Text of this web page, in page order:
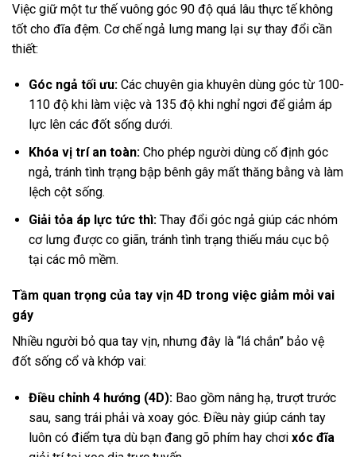
Việc giữ một tư thế vuông góc 90 độ quá lâu thực tế không
tốt cho đĩa đệm. Cơ chế ngả lưng mang lại sự thay đổi cần
thiết:
Góc ngả tối ưu:Các chuyên gia khuyên dùng góc từ 100-
110 độ khi làm việc và 135 độ khi nghỉ ngơi để giảm áp
lực lên các đốt sống dưới.
Khóa vị trí an toàn:Cho phép người dùng cố định góc
ngả, tránh tình trạng bập bênh gây mất thăng bằng và làm
lệch cột sống.
Giải tỏa áp lực tức thì:Thay đổi góc ngả giúp các nhóm
cơ lưng được co giãn, tránh tình trạng thiếu máu cục bộ
tại các mô mềm.
Tầm quan trọng của tay vịn 4D trong việc giảm mỏi vai
gáy
Nhiều người bỏ qua tay vịn, nhưng đây là “lá chắn” bảo vệ
đốt sống cổ và khớp vai:
Điều chỉnh 4 hướng (4D):Bao gồm nâng hạ, trượt trước
sau, sang trái phải và xoay góc. Điều này giúp cánh tay
luôn có điểm tựa dù bạn đang gõ phím hay chơi xóc đĩa